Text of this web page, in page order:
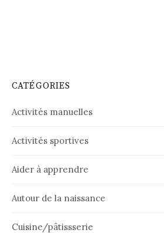
CATÉGORIES
Activités manuelles
Activités sportives
Aider à apprendre
Autour de la naissance
Cuisine/pâtissserie